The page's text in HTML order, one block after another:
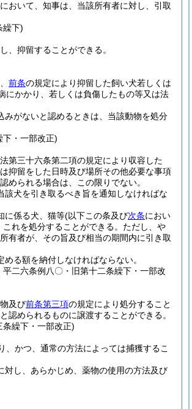
おいて、知事は、当該所有者に対し、引取
繰下)
、抑留することができる。
前条の規定により抑留した飼い犬若しくは
にかかり、若しくは負傷したもの等又は法
がないと認めるときは、当該動物を処分
・一部改正)
第三十六条第二項の規定により収容した
抑留をした日時及び場所その他必要な事項
められる場合は、この限りでない。
犬を引き取るべき旨を通知しなければな
に係る犬、猫等(以下この条及び次条におい
れを処分することができる。 ただし、や
有者が、その旨及び相当の期間内に引き取
る額を納付しなければならない。
二六条例八〇・旧第十二条繰下・一部改
及び前条第三項の規定により処分すること
められるものに譲渡することができる。
繰下・一部改正)
かつ、通常の方法によっては捕獲するこ
し、あらかじめ、薬物の使用の方法及び